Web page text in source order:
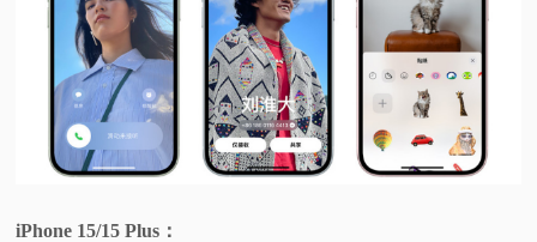
iPhone 15/15 Plus：